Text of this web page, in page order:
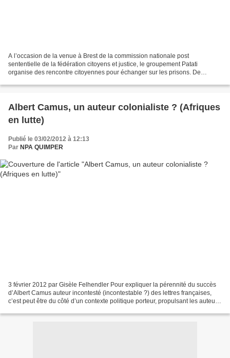
A l’occasion de la venue à Brest de la commission nationale post
sententielle de la fédération citoyens et justice, le groupement Patati
organise des rencontre citoyennes pour échanger sur les prisons. De
Albert Camus, un auteur colonialiste ? (Afriques
en lutte)
Publié le 03/02/2012 à 12:13
Par NPA QUIMPER
3 février 2012 par Gisèle Felhendler Pour expliquer la pérennité du succès
d’Albert Camus auteur incontesté (incontestable ?) des lettres françaises,
c’est peut être du côté d’un contexte politique porteur, propulsant les auteurs